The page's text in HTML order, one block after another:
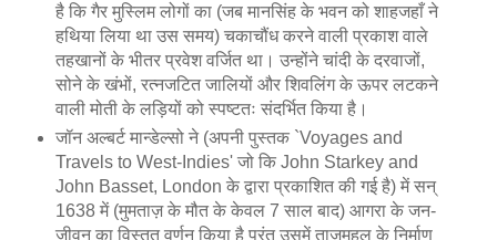
है कि गैर मुस्लिम लोगों का (जब मानसिंह के भवन को शाहजहाँ ने
हथिया लिया था उस समय) चकाचौंध करने वाली प्रकाश वाले
तहखानों के भीतर प्रवेश वर्जित था। उन्होंने चांदी के दरवाजों,
सोने के खंभों, रत्नजटित जालियों और शिवलिंग के ऊपर लटकने
वाली मोती के लड़ियों को स्पष्टतः संदर्भित किया है।
जॉन अल्बर्ट मान्डेल्सो ने (अपनी पुस्तक `Voyages and
Travels to West-Indies' जो कि John Starkey and
John Basset, London के द्वारा प्रकाशित की गई है) में सन्
1638 में (मुमताज़ के मौत के केवल 7 साल बाद) आगरा के जन-
जीवन का विस्तृत वर्णन किया है परंतु उसमें ताजमहल के निर्माण